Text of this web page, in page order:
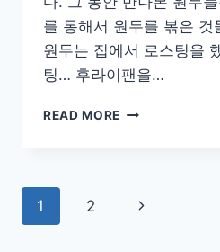
를 통해서 원두를 볶은 것
원두는 집에서 로스팅을
팅… 후라이팬을…
READ MORE [COFFEE]
Page
1 2
Next